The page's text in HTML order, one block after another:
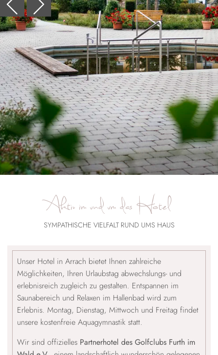
Aktiv im und um das Hotel
SYMPATHISCHE VIELFALT RUND UMS HAUS
Unser Hotel in Arrach bietet Ihnen zahlreiche
Möglichkeiten, Ihren Urlaubstag abwechslungs- und
erlebnisreich zugleich zu gestalten. Entspannen im
Saunabereich und Relaxen im Hallenbad wird zum
Erlebnis. Montag, Dienstag, Mittwoch und Freitag findet
unsere kostenfreie Aquagymnastik statt.
Wir sind offizielles Partnerhotel des Golfclubs Furth im